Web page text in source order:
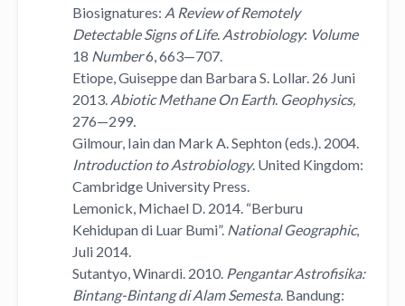
Biosignatures: A Review of Remotely
Detectable Signs of Life. Astrobiology: Volume
18 Number6, 663—707.
Etiope, Guiseppe dan Barbara S. Lollar. 26 Juni
2013. Abiotic Methane On Earth. Geophysics,
276—299
Gilmour, Iain dan Mark A. Sephton (eds.). 2004.
Introduction to Astrobiology. United Kingdom:
Cambridge University Press.
Lemonick, Michael D. 2014. “Berburu
Kehidupan di Luar Bumi”. National Geographic,
Juli 2014.
Sutantyo, Winardi. 2010. Pengantar Astrofisika:
Bintang-Bintang di Alam Semesta. Bandung: